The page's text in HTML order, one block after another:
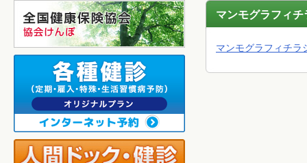
マンモグラフィチ
マンモグラフィチラ